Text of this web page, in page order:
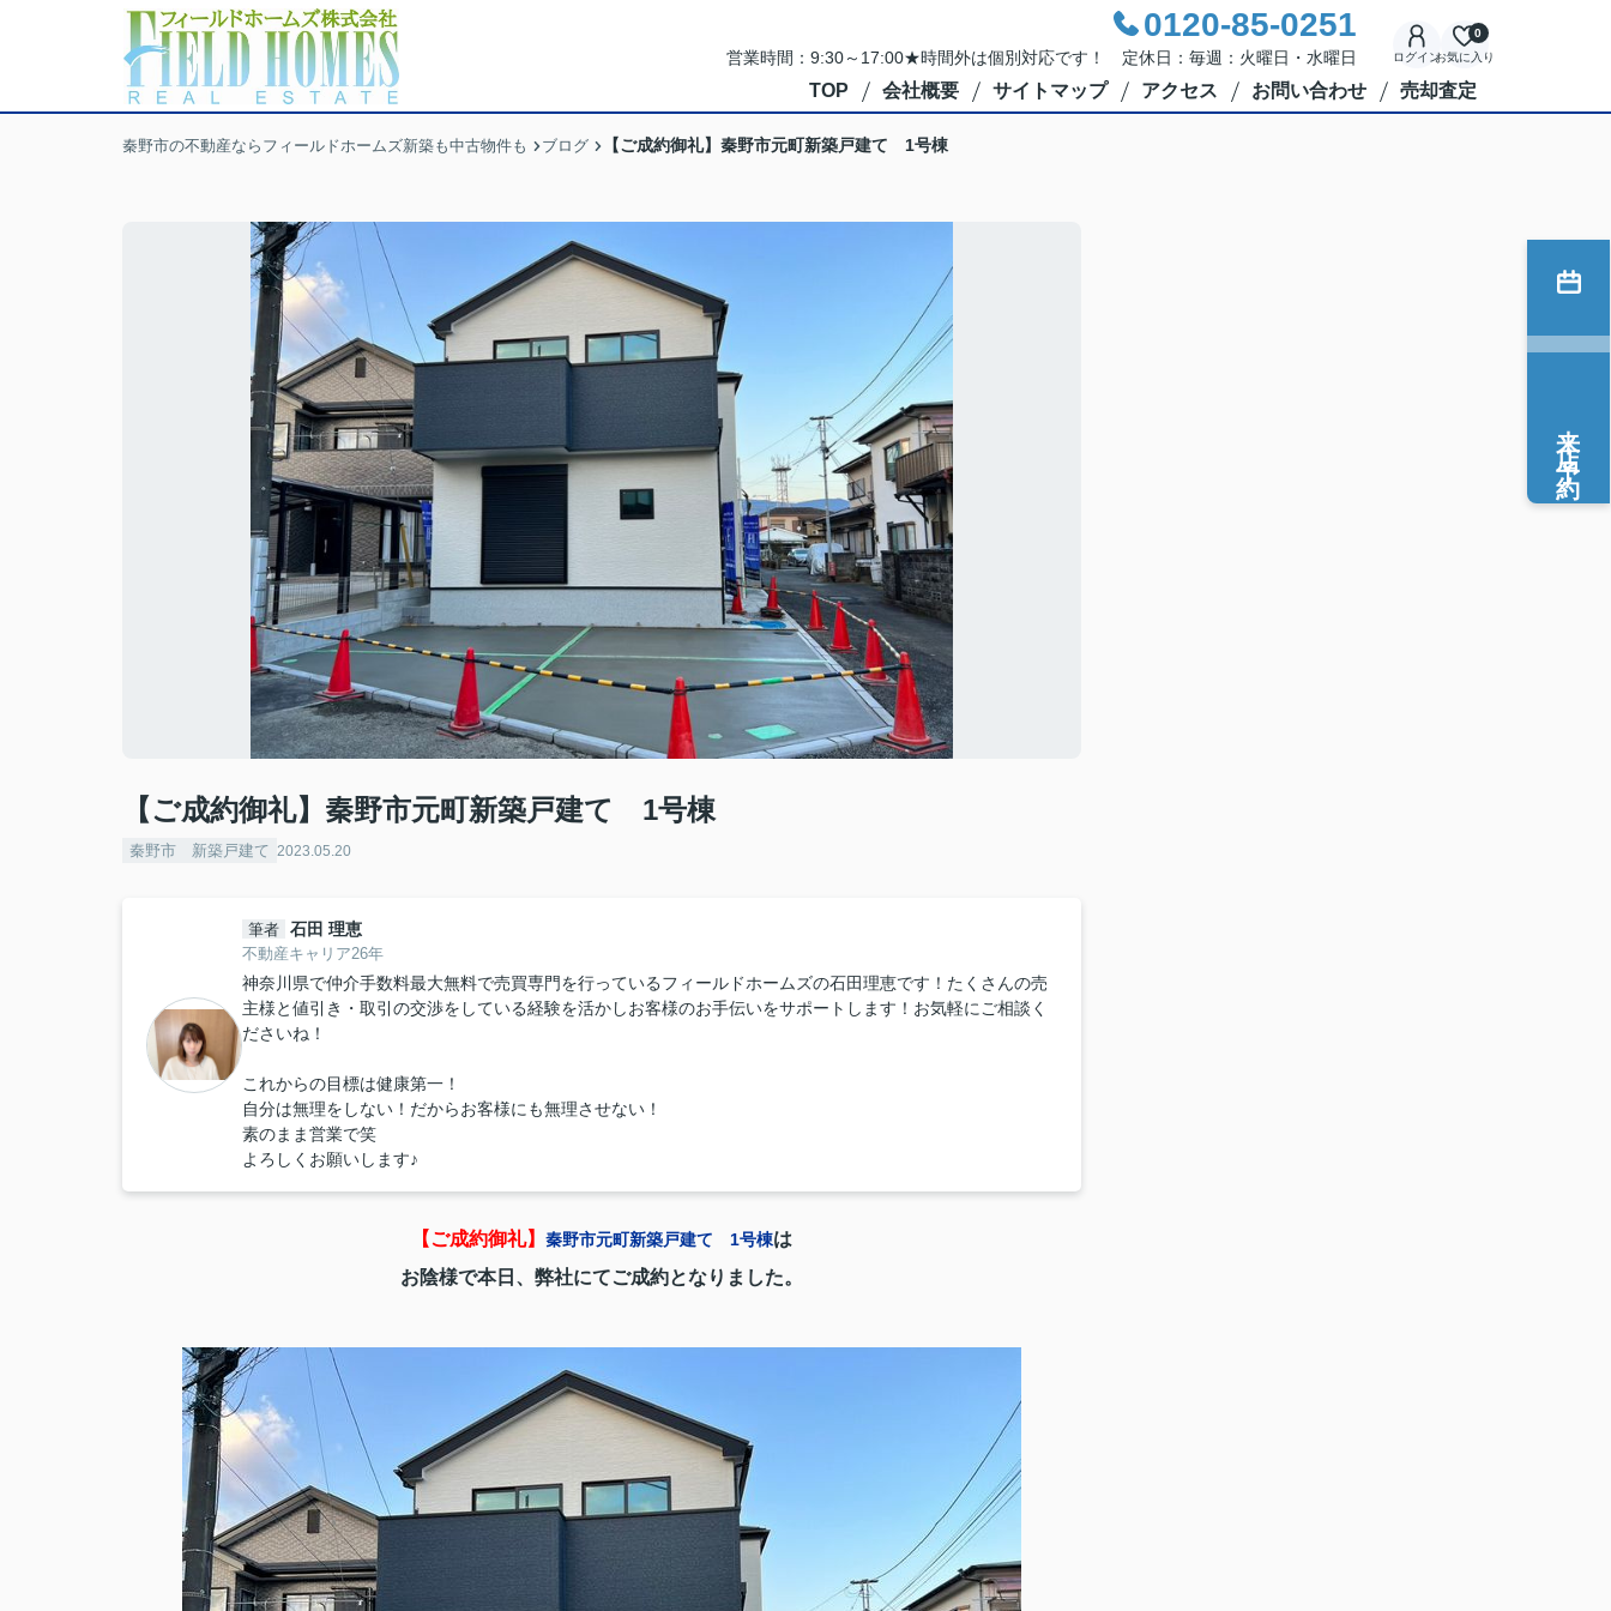
0120-85-0251
営業時間：9:30～17:00★時間外は個別対応です！ 定休日：毎週：火曜日・水曜日 ログインお気に入り
0
TOP 会社概要 サイトマップ アクセス お問い合わせ 売却査定
秦野市の不動産ならフィールドホームズ新築も中古物件も ブログ 【ご成約御礼】秦野市元町新築戸建て 1号棟
【ご成約御礼】秦野市元町新築戸建て 1号棟
秦野市 新築戸建て 2023.05.20
筆者 石田 理恵
不動産キャリア26年
神奈川県で仲介手数料最大無料で売買専門を行っているフィールドホームズの石田理恵です！たくさんの売
主様と値引き・取引の交渉をしている経験を活かしお客様のお手伝いをサポートします！お気軽にご相談く
ださいね！
これからの目標は健康第一！
自分は無理をしない！だからお客様にも無理させない！
素のまま営業で笑
よろしくお願いします♪
【ご成約御礼】 秦野市元町新築戸建て 1号棟は
お陰様で本日、弊社にてご成約となりました。
来店予約